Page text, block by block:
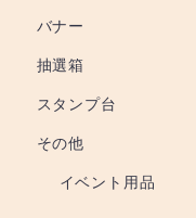
バナー
抽選箱
スタンプ台
その他
イベント用品